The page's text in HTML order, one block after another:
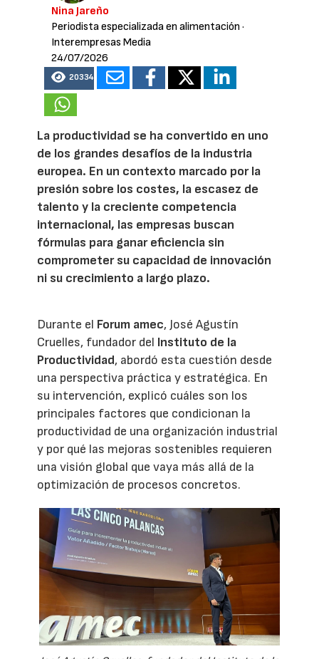
Nina Jareño
Periodista especializada en alimentación ·
Interempresas Media
24/07/2026
20334
La productividad se ha convertido en uno
de los grandes desafíos de la industria
europea. En un contexto marcado por la
presión sobre los costes, la escasez de
talento y la creciente competencia
internacional, las empresas buscan
fórmulas para ganar eficiencia sin
comprometer su capacidad de innovación
ni su crecimiento a largo plazo.
Durante el Forum amec, José Agustín
Cruelles, fundador del Instituto de la
Productividad, abordó esta cuestión desde
una perspectiva práctica y estratégica. En
su intervención, explicó cuáles son los
principales factores que condicionan la
productividad de una organización industrial
y por qué las mejoras sostenibles requieren
una visión global que vaya más allá de la
optimización de procesos concretos.